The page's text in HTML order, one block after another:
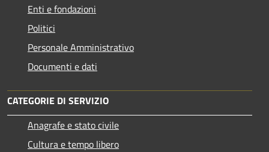
Enti e fondazioni
Politici
Personale Amministrativo
Documenti e dati
CATEGORIE DI SERVIZIO
Anagrafe e stato civile
Cultura e tempo libero